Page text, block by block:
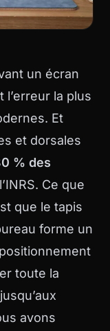
un écran
l’erreur la plus
Et
et dorsales
% des
Ce que
que le tapis
forme un
toute la
avons